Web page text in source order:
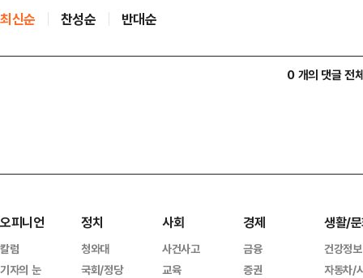
최신순 찬성순 반대순
0 개의 댓글 전
오피니언
칼럼
기자의 눈
정치
청와대
국회/정당
사회
사건사고
교육
경제
금융
증권
생활/
건강정보
자동차/